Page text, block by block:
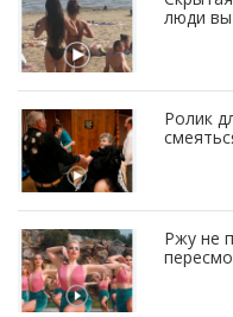
люди
Ролик
Ржу не